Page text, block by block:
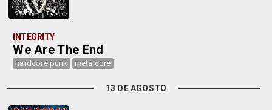
INTEGRITY
We Are The End
hardcore punk metalcore
13 DE AGOSTO